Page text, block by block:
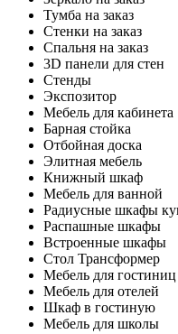
Тумба на заказ
Стенки на заказ
Спальня на заказ
3D панели для стен
Стенды
Экспозитор
Мебель для кабинета
Барная стойка
Отбойная доска
Элитная мебель
Книжный шкаф
Мебель для ванной
Радиусные шкафы
Распашные шкафы
Встроенные шкафы
Стол Трансформер
Мебель для гостиниц
Мебель для отелей
Шкаф в гостиную
Мебель для школы